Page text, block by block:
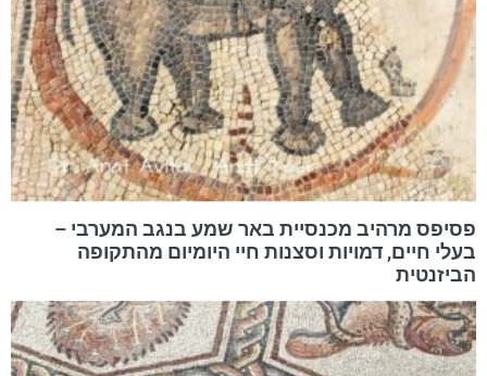
פסיפס מרהיב מכנסיית באר שמע בנגב המערבי –
בעלי חיים, דמויות וסצנות חיי היומיום מהתקופה
הביזנטית